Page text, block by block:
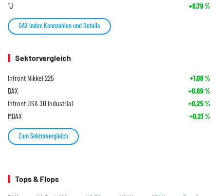
1J +8,79%
DAX Index Kennzahlen und Details
Sektorvergleich
Infront Nikkei 225 +1,08%
DAX +0,69%
Infront USA 30 Industrial +0,25%
MDAX +0,21 %
Zum Sektorvergleich
Tops & Flops